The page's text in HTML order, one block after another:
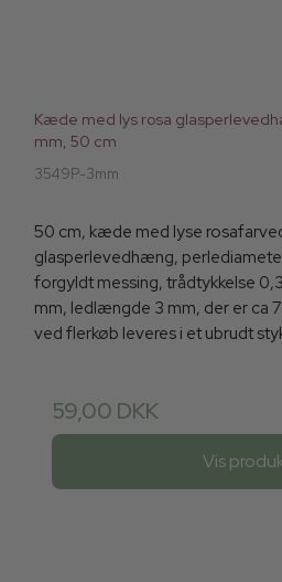
Kæde med lys rosa
mm, 50 cm
3549P-3mm
50 cm, kæde med lyse
glasperlevedhæng,
forgyldt messing, trådtykkelse
mm, ledlængde 3 mm, der er ca
ved flerkøb leveres i et ubrudt
59,00 DKK
Vis